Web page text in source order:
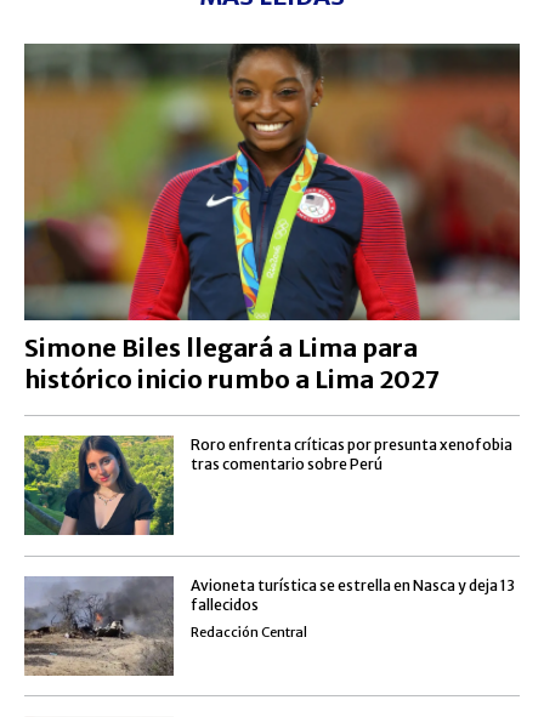
Simone Biles llegará a Lima para
histórico inicio rumbo a Lima 2027
Roro enfrenta críticas por presunta xenofobia
tras comentario sobre Perú
Avioneta turística se estrella en Nasca y deja 13
fallecidos
Redacción Central